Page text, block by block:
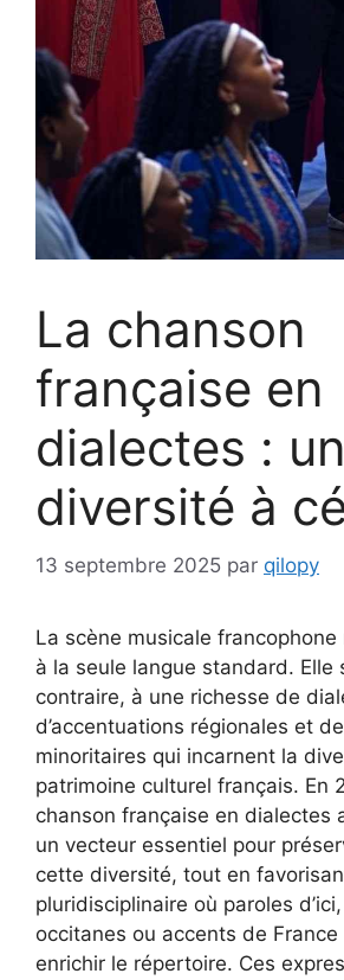
La chanson
française en
dialectes :
diversité à
13 septembre 2025 par qilopy
La scène musicale
à la seule langue standard. Elle
contraire, à une richesse de
d’accentuations régionales et
minoritaires qui incarnent la
patrimoine culturel français. En
chanson française en dialectes
un vecteur essentiel pour
cette diversité, tout en
pluridisciplinaire où paroles
occitanes ou accents de
enrichir le répertoire. Ces